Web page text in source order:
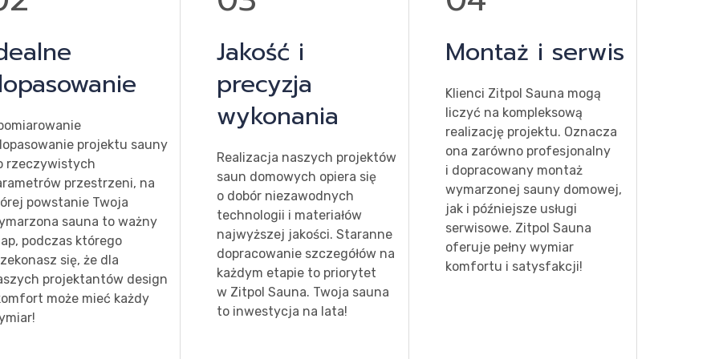
projektu sauny
rzeczywistych
przestrzeni, na
powstanie Twoja
sauna to ważny
podczas którego
się, że dla
projektantów design
może mieć każdy
Jakość i
precyzja
wykonania
Realizacja naszych projektów
saun domowych opiera się
o dobór niezawodnych
technologii i materiałów
najwyższej jakości. Staranne
dopracowanie szczegółów na
każdym etapie to priorytet
w Zitpol Sauna. Twoja sauna
to inwestycja na lata!
Montaż i serwis
Klienci Zitpol Sauna mogą
liczyć na kompleksową
realizację projektu. Oznacza
ona zarówno profesjonalny
i dopracowany montaż
wymarzonej sauny domowej,
jak i późniejsze usługi
serwisowe. Zitpol Sauna
oferuje pełny wymiar
komfortu i satysfakcji!